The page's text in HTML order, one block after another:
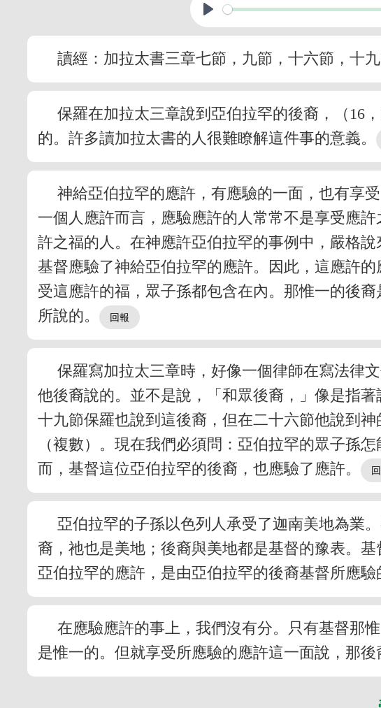
讀經：加拉太書三章七節，九節，十六節，十
保羅在加拉太三章說到亞伯拉罕的後裔，（16
的。許多讀加拉太書的人很難瞭解這件事的意義。
神給亞伯拉罕的應許，有應驗的一面，也有享
一個人應許而言，應驗應許的人常常不是享受應
許之福的人。在神應許亞伯拉罕的事例中，嚴格
基督應驗了神給亞伯拉罕的應許。因此，這應許
受這應許的福，眾子孫都包含在內。那惟一的後
所說的。
保羅寫加拉太三章時，好像一個律師在寫法律
他後裔說的。並不是說，「和眾後裔，」像是指
十九節保羅也說到這後裔，但在二十六節他說到
（複數）。現在我們必須問：亞伯拉罕的眾子孫
而，基督這位亞伯拉罕的後裔，也應驗了應許。
亞伯拉罕的子孫以色列人承受了迦南美地為業
裔，祂也是美地；後裔與美地都是基督的豫表。
亞伯拉罕的應許，是由亞伯拉罕的後裔基督所應驗
在應驗應許的事上，我們沒有分。只有基督那
是惟一的。但就享受所應驗的應許這一面說，那後